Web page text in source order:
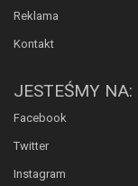
Reklama
Kontakt
JESTEŚMY NA:
Facebook
Twitter
Instagram